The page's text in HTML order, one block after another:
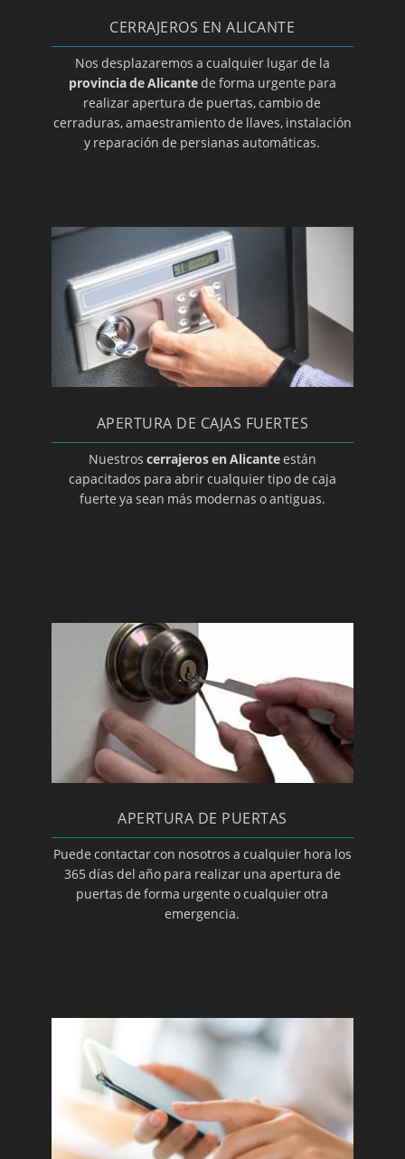
CERRAJEROS EN ALICANTE
Nos desplazaremos a cualquier lugar de la
provincia de Alicantede forma urgente para
realizar apertura de puertas, cambio de
cerraduras, amaestramiento de llaves, instalación
y reparación de persianas automáticas.
APERTURA DE CAJAS FUERTES
Nuestros cerrajeros en Alicanteestán
capacitados para abrir cualquier tipo de caja
fuerte ya sean más modernas o antiguas.
APERTURA DE PUERTAS
Puede contactar con nosotros a cualquier hora los
365 días del año para realizar una apertura de
puertas de forma urgente o cualquier otra
emergencia.